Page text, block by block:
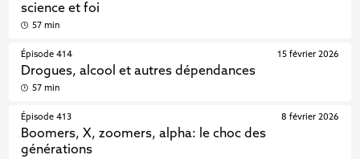
science et foi
57 min
Épisode 414
Drogues, alcool et autres dépendances
15 février 2026
57 min
Épisode 413
Boomers, X, zoomers, alpha: le choc des
générations
8 février 2026